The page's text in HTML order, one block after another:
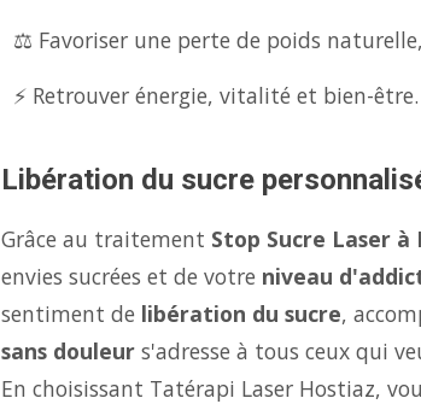
⚖️ Favoriser une perte de poids naturelle,
⚡ Retrouver énergie, vitalité et bien-être.
Libération du sucre
Grâce au traitement Stop Sucre Laser à
envies sucrées et de votre niveau
sentiment de libération du sucre,
sans douleur s'adresse à tous ceux qui
En choisissant Tatérapi Laser Hostiaz,